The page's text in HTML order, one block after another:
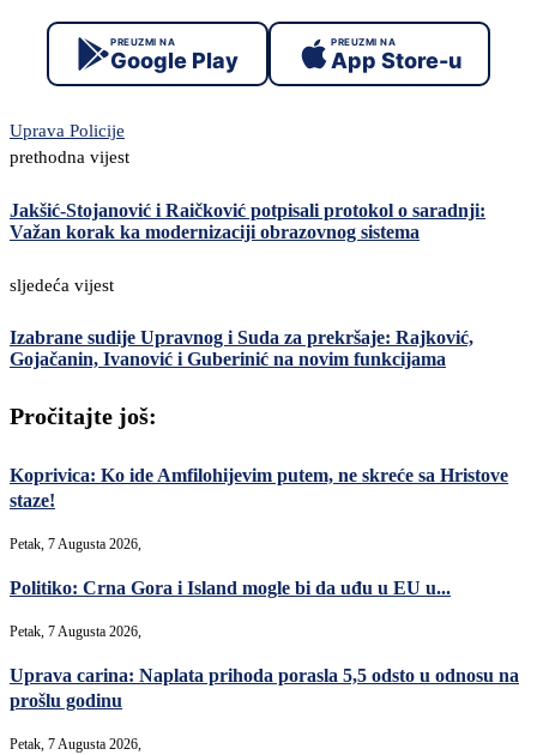
PREUZMI NA
Google Play
PREUZMI NA
App Store-u
Uprava Policije
prethodna vijest
Jakšić-Stojanović i Raičković potpisali protokol o saradnji:
Važan korak ka modernizaciji obrazovnog sistema
sljedeća vijest
Izabrane sudije Upravnog i Suda za prekršaje: Rajković,
Gojačanin, Ivanović i Guberinić na novim funkcijama
Pročitajte još:
Koprivica: Ko ide Amfilohijevim putem, ne skreće sa Hristove
staze!
Petak, 7 Augusta 2026,
Politiko: Crna Gora i Island mogle bi da uđu u EU u...
Petak, 7 Augusta 2026,
Uprava carina: Naplata prihoda porasla 5,5 odsto u odnosu na
prošlu godinu
Petak, 7 Augusta 2026,